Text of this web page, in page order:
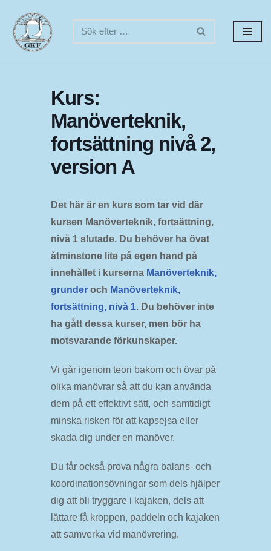
Hoppa
till
Kurs:
Manöverteknik,
fortsättning nivå 2,
version A
Det här är en kurs som tar vid där
kursen Manöverteknik, fortsättning,
nivå 1 slutade. Du behöver ha övat
åtminstone lite på egen hand på
innehållet i kurserna Manöverteknik,
grunder och Manöverteknik,
fortsättning, nivå 1. Du behöver inte
ha gått dessa kurser, men bör ha
motsvarande förkunskaper.
Vi går igenom teori bakom och övar på
olika manövrar så att du kan använda
dem på ett effektivt sätt, och samtidigt
minska risken för att kapsejsa eller
skada dig under en manöver.
Du får också prova några balans- och
koordinationsövningar som dels hjälper
dig att bli tryggare i kajaken, dels att
lättare få kroppen, paddeln och kajaken
att samverka vid manövrering.